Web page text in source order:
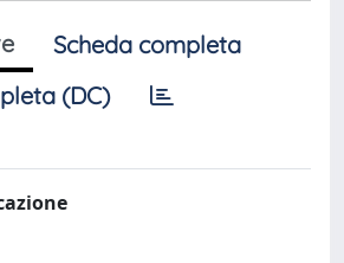
Scheda completa
(DC)